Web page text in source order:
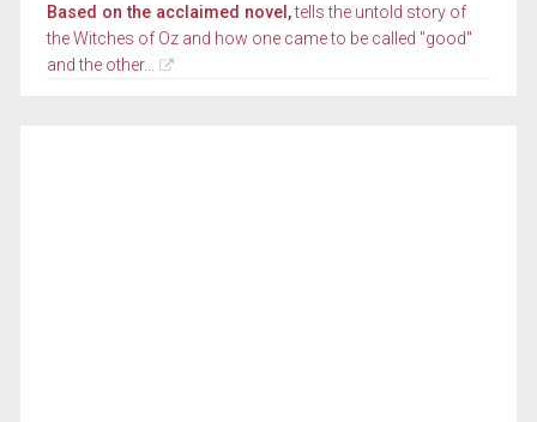
Based on the acclaimed novel,tells the untold story of
the Witches of Oz and how one came to be called "good"
and the other...